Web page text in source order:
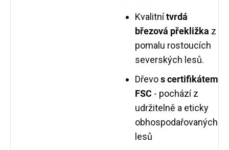
Kvalitnítvrdá
březová překližka z
pomalu rostoucích
severských lesů.
Dřevos certifikátem
FSC - pochází z
udržitelně a eticky
obhospodařovaných
lesů